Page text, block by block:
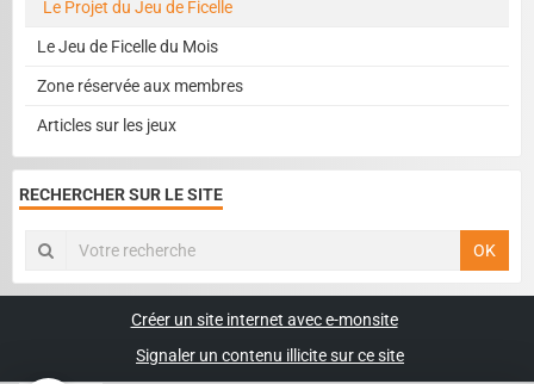
Le Projet du Jeu de Ficelle
Le Jeu de Ficelle du Mois
Zone réservée aux membres
Articles sur les jeux
RECHERCHER SUR LE SITE
OK
Créer un site internet avec e-monsite
Signaler un contenu illicite sur ce site